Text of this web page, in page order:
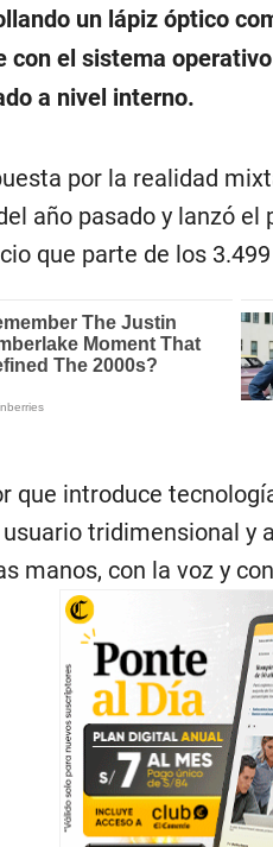
un lápiz óptico
con el sistema
a nivel interno.
por la realidad
año pasado y lanzó
que parte de los
que introduce
tridimensional y
manos, con la voz y